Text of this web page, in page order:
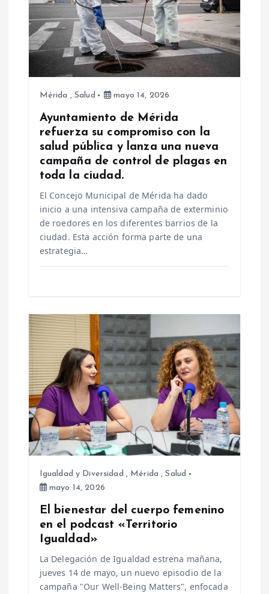
r
a
d
Mérida ,Salud mayo 14, 2026
Ayuntamiento de Mérida
refuerza su compromiso con la
salud pública y lanza una nueva
campaña de control de plagas en
toda la ciudad.
El Concejo Municipal de Mérida ha dado
inicio a una intensiva campaña de exterminio
de roedores en los diferentes barrios de la
ciudad. Esta acción forma parte de una
estrategia…
Igualdad y Diversidad , Mérida ,Salud
mayo 14, 2026
El bienestar del cuerpo femenino
en el podcast «Territorio
Igualdad»
La Delegación de Igualdad estrena mañana,
jueves 14 de mayo, un nuevo episodio de la
campaña "Our Well-Being Matters", enfocada